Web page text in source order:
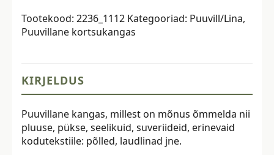
vanaroheline
kogus
Tootekood: 2236_1112 Kategooriad: Puuvill/Lina,
Puuvillane kortsukangas
KIRJELDUS
Puuvillane kangas, millest on mõnus õmmelda nii
pluuse, pükse, seelikuid, suveriideid, erinevaid
kodutekstiile: põlled, laudlinad jne.